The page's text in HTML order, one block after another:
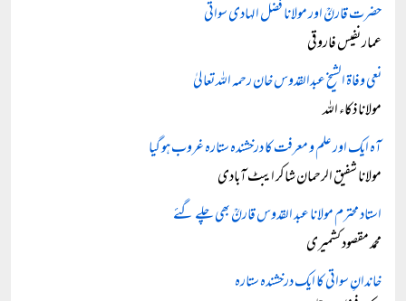
حضرت قارنؒ اور مولانا فضل الہادی سواتی
عمار نفیس فاروقی
نعی وفاۃ الشیخ عبدالقدوس خان رحمہ اللہ تعالیٰ
مولانا ذکاء اللہ
آہ ایک اور علم و معرفت کا درخشندہ ستارہ غروب ہو گیا
مولانا شفیق الرحمان شاکر ایبٹ آبادی
استاد محترم مولانا عبد القدوس قارنؒ بھی چلے گئے
محمد مقصود کشمیری
خاندانِ سواتی کا ایک درخشندہ ستارہ